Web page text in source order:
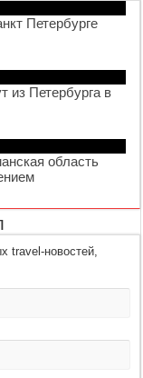
Петербурге
из Петербурга в
область
travel-новостей,